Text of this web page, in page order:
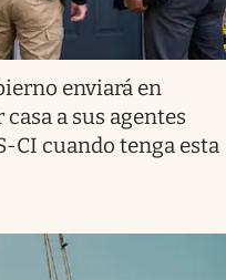
enviará en
a sus agentes
CI cuando tenga esta